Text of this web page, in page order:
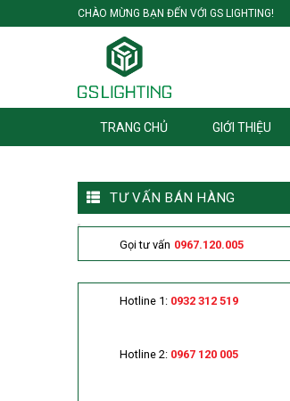
to
CHÀO MỪNG BẠN ĐẾN VỚI GS LIGHTING!
TRANG CHỦ GIỚI THIỆU
TƯ VẤN BÁN HÀNG
Gọi tư vấn 0967.120.005
Hotline 1: 0932 312 519
Hotline 2: 0967 120 005